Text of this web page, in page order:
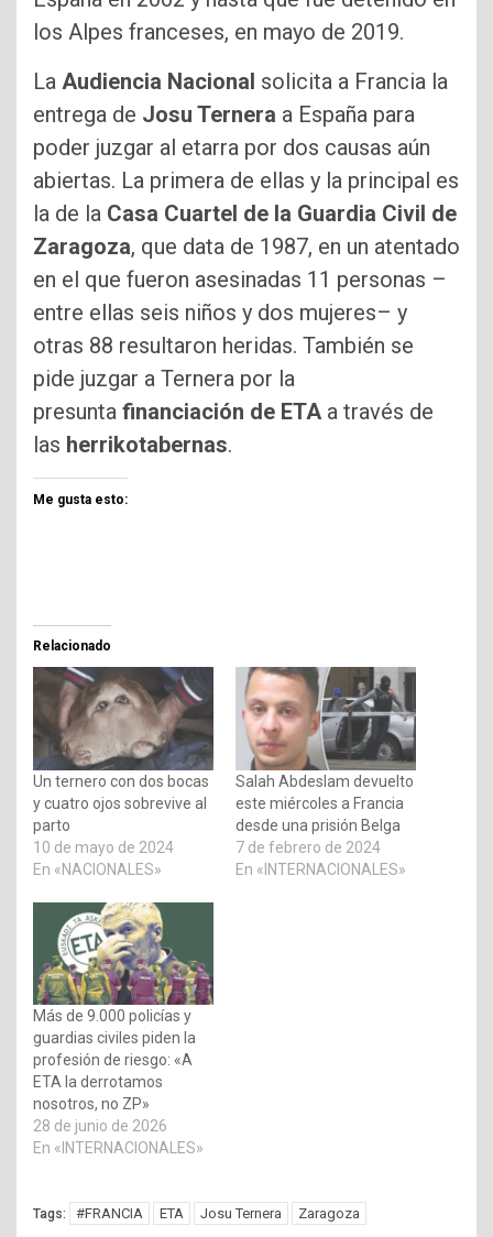
los Alpes franceses, en mayo de 2019.
La Audiencia Nacional solicita a Francia la
entrega de Josu Ternera a España para
poder juzgar al etarra por dos causas aún
abiertas. La primera de ellas y la principal es
la de la Casa Cuartel de la Guardia Civil de
Zaragoza, que data de 1987, en un atentado
en el que fueron asesinadas 11 personas –
entre ellas seis niños y dos mujeres– y
otras 88 resultaron heridas. También se
pide juzgar a Ternera por la
presunta financiación de ETA a través de
las herrikotabernas.
Me gusta esto:
Relacionado
Un ternero con dos bocas
y cuatro ojos sobrevive al
parto
10 de mayo de 2024
En «NACIONALES»
Salah Abdeslam devuelto
este miércoles a Francia
desde una prisión Belga
7 de febrero de 2024
En «INTERNACIONALES»
Más de 9.000 policías y
guardias civiles piden la
profesión de riesgo: «A
ETA la derrotamos
nosotros, no ZP»
28 de junio de 2026
En «INTERNACIONALES»
Tags: #FRANCIA ETA Josu Ternera Zaragoza